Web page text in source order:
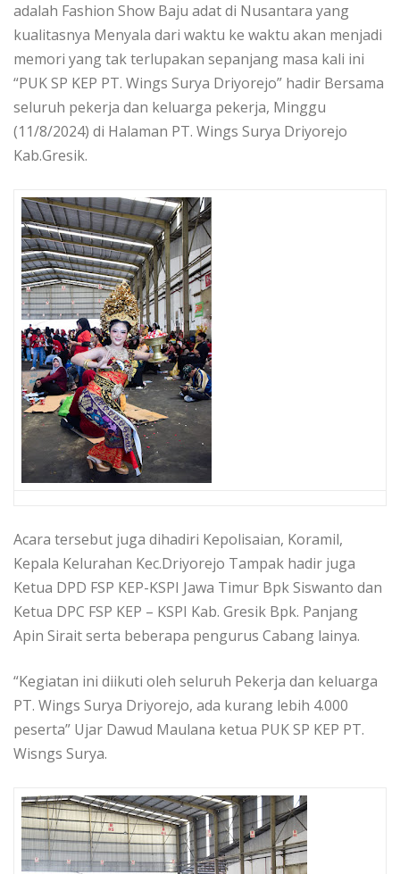
adalah Fashion Show Baju adat di Nusantara yang
kualitasnya Menyala dari waktu ke waktu akan menjadi
memori yang tak terlupakan sepanjang masa kali ini
“PUK SP KEP PT. Wings Surya Driyorejo” hadir Bersama
seluruh pekerja dan keluarga pekerja, Minggu
(11/8/2024) di Halaman PT. Wings Surya Driyorejo
Kab.Gresik.
Acara tersebut juga dihadiri Kepolisaian, Koramil,
Kepala Kelurahan Kec.Driyorejo Tampak hadir juga
Ketua DPD FSP KEP-KSPI Jawa Timur Bpk Siswanto dan
Ketua DPC FSP KEP – KSPI Kab. Gresik Bpk. Panjang
Apin Sirait serta beberapa pengurus Cabang lainya.
“Kegiatan ini diikuti oleh seluruh Pekerja dan keluarga
PT. Wings Surya Driyorejo, ada kurang lebih 4.000
peserta” Ujar Dawud Maulana ketua PUK SP KEP PT.
Wisngs Surya.